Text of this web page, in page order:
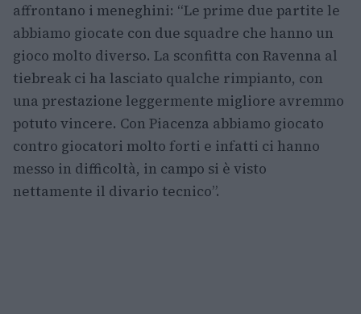
affrontano i meneghini: “Le prime due partite le
abbiamo giocate con due squadre che hanno un
gioco molto diverso. La sconfitta con Ravenna al
tiebreak ci ha lasciato qualche rimpianto, con
una prestazione leggermente migliore avremmo
potuto vincere. Con Piacenza abbiamo giocato
contro giocatori molto forti e infatti ci hanno
messo in difficoltà, in campo si è visto
nettamente il divario tecnico”.